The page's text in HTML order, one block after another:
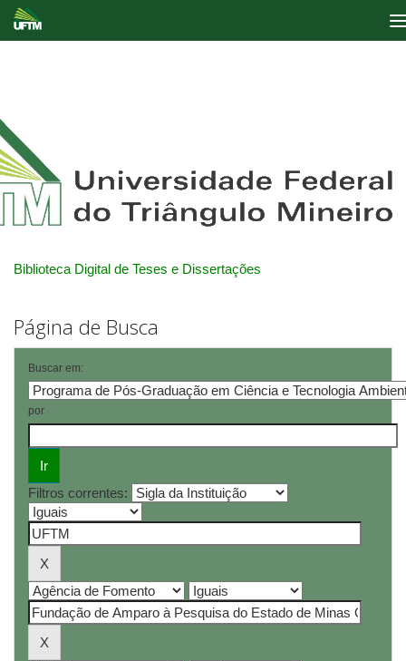
Biblioteca Digital de Teses e Dissertações
Página de Busca
Buscar em:
por
Filtros correntes: